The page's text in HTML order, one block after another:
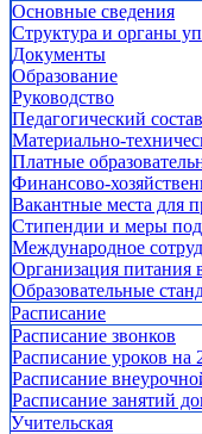
Основные сведения
Структура и органы
Документы
Образование
Руководство
Педагогический состав
Материально-
Платные
Финансово-
Вакантные места для
Стипендии и меры
Международное
Организация питания
Образовательные
Расписание
Расписание звонков
Расписание уроков на
Расписание
Расписание занятий
Учительская